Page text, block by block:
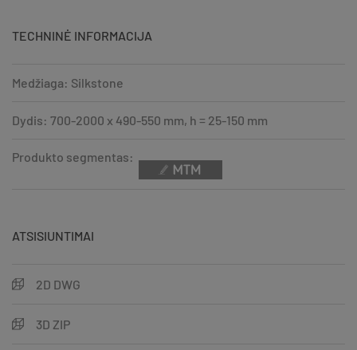
TECHNINĖ INFORMACIJA
Medžiaga: Silkstone
Dydis: 700-2000 x 490-550 mm, h = 25-150 mm
Produkto segmentas:
ATSISIUNTIMAI
2D DWG
3D ZIP